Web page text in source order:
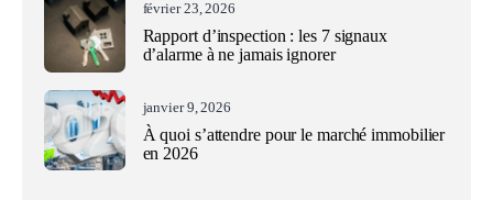
février 23, 2026
Rapport d’inspection : les 7 signaux
d’alarme à ne jamais ignorer
janvier 9, 2026
À quoi s’attendre pour le marché immobilier
en 2026